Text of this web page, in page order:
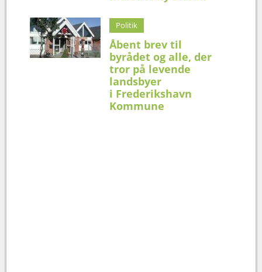
Politik
Åbent brev til
byrådet og alle, der
tror på levende
landsbyer
i Frederikshavn
Kommune